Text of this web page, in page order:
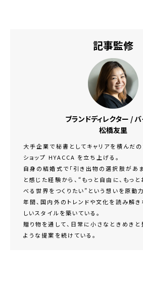
記事監修
ブランドディレクター /
松橋友里
大手企業で秘書としてキャリアを積んだ
ショップ HYACCA を立ち上げる。
自身の結婚式で「引き出物の選択肢があ
と感じた経験から、“もっと自由に、もっ
べる世界をつくりたい”という想いを原動
年間、国内外のトレンドや文化を読み解き
しいスタイルを築いている。
贈り物を通して、日常に小さなときめき
ような提案を続けている。